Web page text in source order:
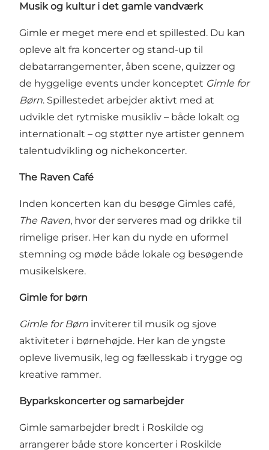
Musik og kultur i det gamle vandværk
Gimle er meget mere end et spillested. Du kan
opleve alt fra koncerter og stand-up til
debatarrangementer, åben scene, quizzer og
de hyggelige events under konceptet Gimle for
Børn. Spillestedet arbejder aktivt med at
udvikle det rytmiske musikliv – både lokalt og
internationalt – og støtter nye artister gennem
talentudvikling og nichekoncerter.
The Raven Café
Inden koncerten kan du besøge Gimles café,
The Raven, hvor der serveres mad og drikke til
rimelige priser. Her kan du nyde en uformel
stemning og møde både lokale og besøgende
musikelskere.
Gimle for børn
Gimle for Børn inviterer til musik og sjove
aktiviteter i børnehøjde. Her kan de yngste
opleve livemusik, leg og fællesskab i trygge og
kreative rammer.
Byparkskoncerter og samarbejder
Gimle samarbejder bredt i Roskilde og
arrangerer både store koncerter i Roskilde